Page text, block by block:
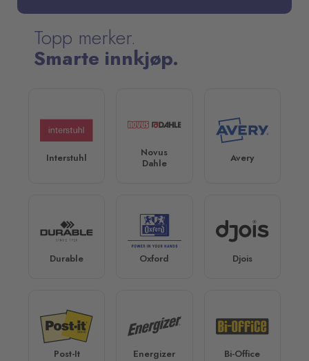
Topp merker.
Smarte innkjøp.
Interstuhl
Novus
Dahle
Avery
Durable Oxford Djois
Post-It Energizer Bi-Office